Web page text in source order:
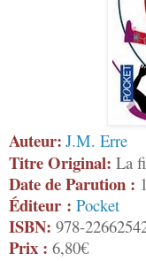
Auteur: J.M. Erre
Titre Original: La
Date de Parution :
Éditeur : Pocket
ISBN: 978-
Prix : 6,80€